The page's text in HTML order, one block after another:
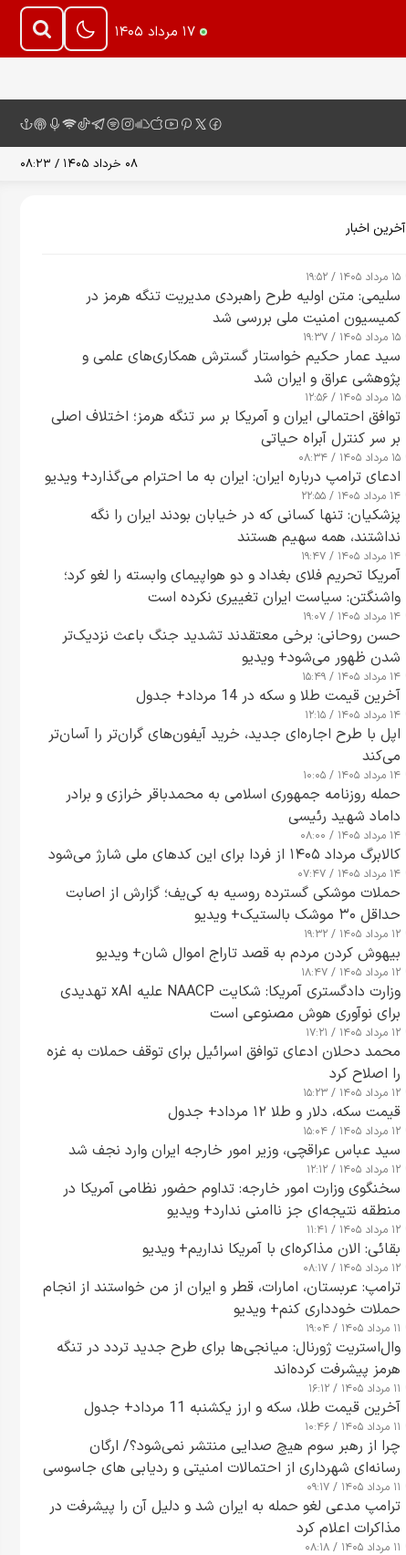
۱۷ مرداد ۱۴۰۵
۰۸ خرداد ۱۴۰۵ / ۰۸:۲۳
آخرین اخبار
۱۵ مرداد ۱۴۰۵ / ۱۹:۵۲
سلیمی: متن اولیه طرح راهبردی مدیریت تنگه هرمز در
کمیسیون امنیت ملی بررسی شد
۱۵ مرداد ۱۴۰۵ / ۱۹:۳۷
سید عمار حکیم خواستار گسترش همکاری‌های علمی و
پژوهشی عراق و ایران شد
۱۵ مرداد ۱۴۰۵ / ۱۲:۵۶
توافق احتمالی ایران و آمریکا بر سر تنگه هرمز؛ اختلاف اصلی
بر سر کنترل آبراه حیاتی
۱۵ مرداد ۱۴۰۵ / ۰۸:۳۴
ادعای ترامپ درباره ایران: ایران به ما احترام می‌گذارد+ ویدیو
۱۴ مرداد ۱۴۰۵ / ۲۲:۵۵
پزشکیان: تنها کسانی که در خیابان بودند ایران را نگه
نداشتند، همه سهیم هستند
۱۴ مرداد ۱۴۰۵ / ۱۹:۴۷
آمریکا تحریم فلای بغداد و دو هواپیمای وابسته را لغو کرد؛
واشنگتن: سیاست ایران تغییری نکرده است
۱۴ مرداد ۱۴۰۵ / ۱۹:۰۷
حسن روحانی: برخی معتقدند تشدید جنگ باعث نزدیک‌تر
شدن ظهور می‌شود+ ویدیو
۱۴ مرداد ۱۴۰۵ / ۱۵:۴۹
آخرین قیمت طلا و سکه در 14 مرداد+ جدول
۱۴ مرداد ۱۴۰۵ / ۱۲:۱۵
اپل با طرح اجاره‌ای جدید، خرید آیفون‌های گران‌تر را آسان‌تر
می‌کند
۱۴ مرداد ۱۴۰۵ / ۱۰:۰۵
حمله روزنامه جمهوری اسلامی به محمدباقر خرازی و برادر
داماد شهید رئیسی
۱۴ مرداد ۱۴۰۵ / ۰۸:۰۰
کالابرگ مرداد ۱۴۰۵ از فردا برای این کدهای ملی شارژ می‌شود
۱۴ مرداد ۱۴۰۵ / ۰۷:۴۷
حملات موشکی گسترده روسیه به کی‌یف؛ گزارش از اصابت
حداقل ۳۰ موشک بالستیک+ ویدیو
۱۲ مرداد ۱۴۰۵ / ۱۹:۳۲
بیهوش کردن مردم به قصد تاراج اموال شان+ ویدیو
۱۲ مرداد ۱۴۰۵ / ۱۸:۴۷
وزارت دادگستری آمریکا: شکایت NAACP علیه xAI تهدیدی
برای نوآوری هوش مصنوعی است
۱۲ مرداد ۱۴۰۵ / ۱۷:۲۱
محمد دحلان ادعای توافق اسرائیل برای توقف حملات به غزه
را اصلاح کرد
۱۲ مرداد ۱۴۰۵ / ۱۵:۲۳
قیمت سکه، دلار و طلا ۱۲ مرداد+ جدول
۱۲ مرداد ۱۴۰۵ / ۱۵:۰۴
سید عباس عراقچی، وزیر امور خارجه ایران وارد نجف شد
۱۲ مرداد ۱۴۰۵ / ۱۲:۱۲
سخنگوی وزارت امور خارجه: تداوم حضور نظامی آمریکا در
منطقه نتیجه‌ای جز ناامنی ندارد+ ویدیو
۱۲ مرداد ۱۴۰۵ / ۱۱:۴۱
بقائی: الان مذاکره‌ای با آمریکا نداریم+ ویدیو
۱۲ مرداد ۱۴۰۵ / ۰۸:۱۷
ترامپ: عربستان، امارات، قطر و ایران از من خواستند از انجام
حملات خودداری کنم+ ویدیو
۱۱ مرداد ۱۴۰۵ / ۱۹:۰۴
وال‌استریت ژورنال: میانجی‌ها برای طرح جدید تردد در تنگه
هرمز پیشرفت کرده‌اند
۱۱ مرداد ۱۴۰۵ / ۱۶:۱۲
آخرین قیمت طلا، سکه و ارز یکشنبه 11 مرداد+ جدول
۱۱ مرداد ۱۴۰۵ / ۱۰:۴۶
چرا از رهبر سوم هیچ صدایی منتشر نمی‌شود؟/ ارگان
رسانه‌ای شهرداری از احتمالات امنیتی و ردیابی های جاسوسی
گفت
۱۱ مرداد ۱۴۰۵ / ۰۹:۱۷
ترامپ مدعی لغو حمله به ایران شد و دلیل آن را پیشرفت در
مذاکرات اعلام کرد
۱۱ مرداد ۱۴۰۵ / ۰۸:۱۸